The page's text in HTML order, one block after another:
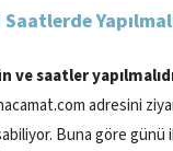
ve saatler
adresini
Buna göre günü